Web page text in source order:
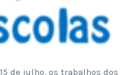
de julho, os trabalhos dos